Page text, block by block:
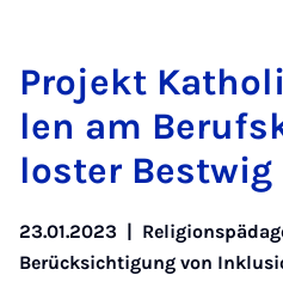
Pro­jekt
len am
loster Bestwig
23.01.2023 |
Berücksichtigung von